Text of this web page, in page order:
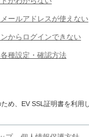
ールアドレスが使えない
からログインできない
種設定・確認方法
め、EV SSL証明書を利用